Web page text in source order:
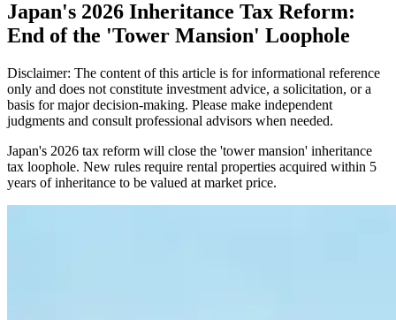
Japan's 2026 Inheritance Tax Reform:
End of the 'Tower Mansion' Loophole
Disclaimer: The content of this article is for informational reference
only and does not constitute investment advice, a solicitation, or a
basis for major decision-making. Please make independent
judgments and consult professional advisors when needed.
Japan's 2026 tax reform will close the 'tower mansion' inheritance
tax loophole. New rules require rental properties acquired within 5
years of inheritance to be valued at market price.